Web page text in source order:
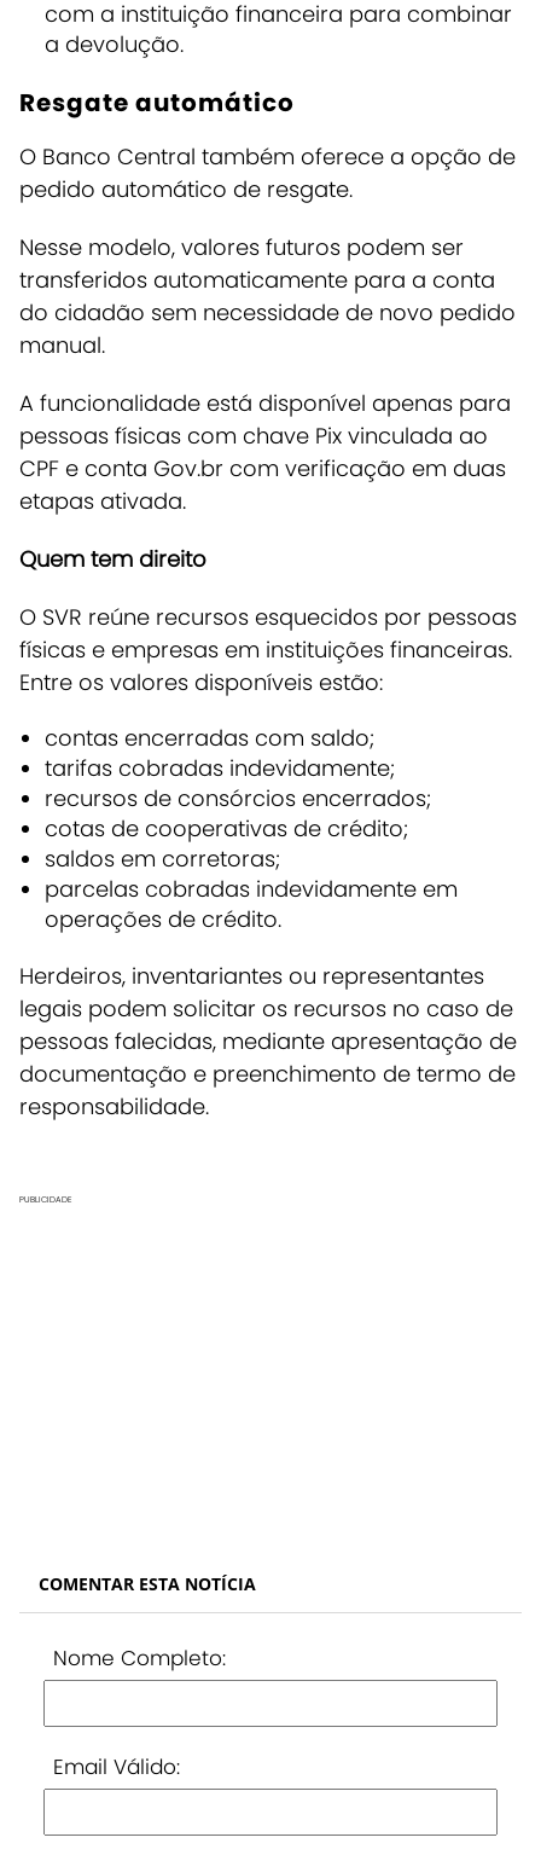
com a instituição financeira para combinar
a devolução.
Resgate automático
O Banco Central também oferece a opção de
pedido automático de resgate.
Nesse modelo, valores futuros podem ser
transferidos automaticamente para a conta
do cidadão sem necessidade de novo pedido
manual.
A funcionalidade está disponível apenas para
pessoas físicas com chave Pix vinculada ao
CPF e conta Gov.br com verificação em duas
etapas ativada.
Quem tem direito
O SVR reúne recursos esquecidos por pessoas
físicas e empresas em instituições financeiras.
Entre os valores disponíveis estão:
contas encerradas com saldo;
tarifas cobradas indevidamente;
recursos de consórcios encerrados;
cotas de cooperativas de crédito;
saldos em corretoras;
parcelas cobradas indevidamente em
operações de crédito.
Herdeiros, inventariantes ou representantes
legais podem solicitar os recursos no caso de
pessoas falecidas, mediante apresentação de
documentação e preenchimento de termo de
responsabilidade.
PUBLICIDADE
COMENTAR ESTA NOTÍCIA
Nome Completo:
Email Válido: